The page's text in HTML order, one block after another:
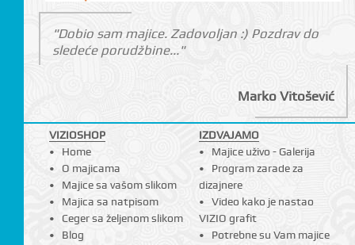
"Dobio sam majice. Zadovoljan :) Pozdrav do
sledeće porudžbine..."
Marko Vitošević
VIZIOSHOP
Home
O majicama
Majice sa vašom slikom
Majica sa natpisom
Ceger sa željenom slikom
Blog
IZDVAJAMO
Majice uživo - Galerija
Program zarade za
dizajnere
Video kako je nastao
VIZIO grafit
Potrebne su Vam majice